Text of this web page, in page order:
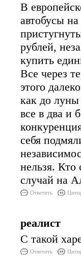
В
автобусы
рублей,
купить
Все через
этого
как до
все в два и
себя
нельзя.
случай на
Ответить
реалист
С такой
Ответить